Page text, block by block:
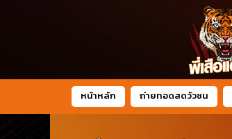
หน้าหลัก ถ่ายทอดสดวัวชน